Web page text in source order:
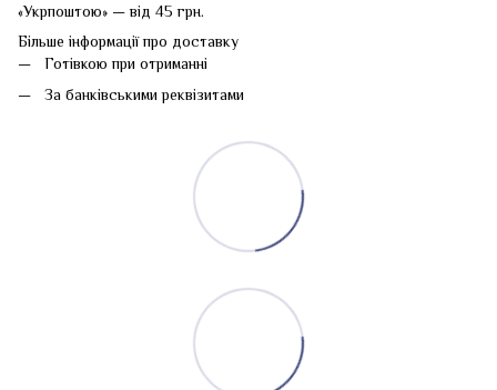
«Укрпоштою» — від 45 грн.
Більше інформації про доставку
Готівкою при отриманні
За банківськими реквізитами